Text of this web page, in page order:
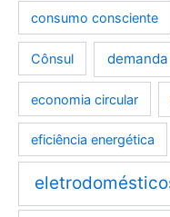
consumo consciente
Cônsul demanda
economia circular
eficiência energética